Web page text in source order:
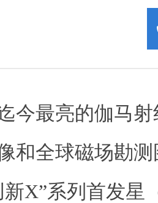
最亮的伽马射
和全球磁场勘
新X”系列首发星